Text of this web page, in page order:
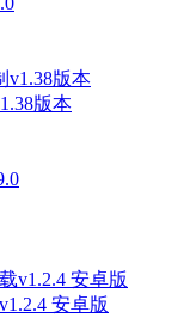
版本
安卓版